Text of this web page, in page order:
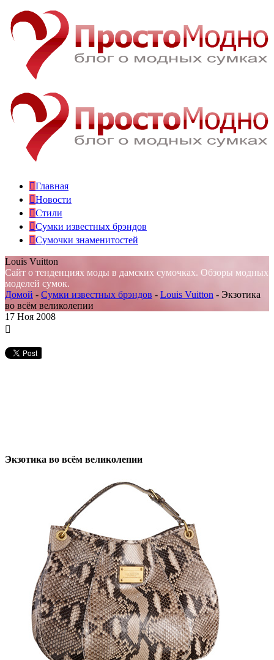
Главная
Новости
Стили
Сумки известных брэндов
Сумочки знаменитостей
Louis Vuitton
Сайт о тенденциях моды в дамских сумочках. Обзоры модных
моделей сумок.
Домой - Сумки известных брэндов - Louis Vuitton - Экзотика
во всём великолепии
17 Ноя 2008
Экзотика во всём великолепии